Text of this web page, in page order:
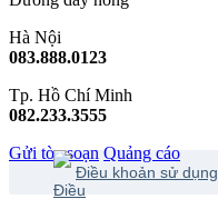
Hà Nội
083.888.0123
Tp. Hồ Chí Minh
082.233.3555
Gửi tòa soạn Quảng cáo
Điều khoản sử dụng